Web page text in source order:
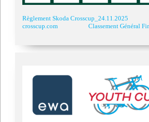
Règlement Skoda Crosscup_24.11.2025
crosscup.com
Classement Général